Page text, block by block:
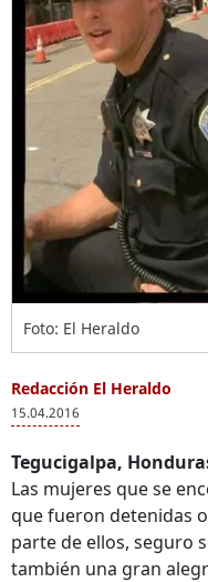
Foto: El Heraldo
Redacción El Heraldo
15.04.2016
Tegucigalpa,
Las mujeres que se
que fueron detenidas
parte de ellos, seguro
también una gran